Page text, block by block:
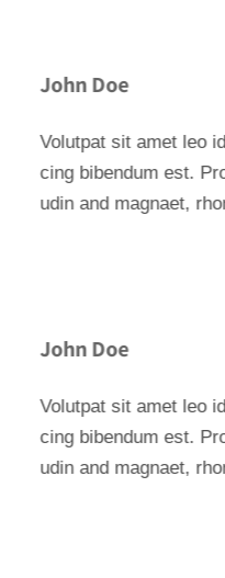
John Doe
Volutpat sit amet leo
cing bibendum est.
udin and magnaet,
John Doe
Volutpat sit amet leo
cing bibendum est.
udin and magnaet,